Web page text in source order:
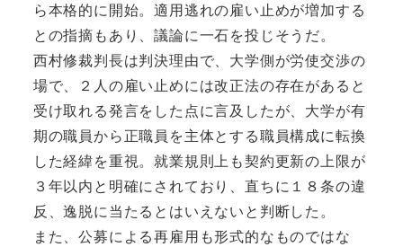
ら本格的に開始。適用逃れの雇い止めが増加する
との指摘もあり、議論に一石を投じそうだ。
西村修裁判長は判決理由で、大学側が労使交渉の
場で、２人の雇い止めには改正法の存在があると
受け取れる発言をした点に言及したが、大学が有
期の職員から正職員を主体とする職員構成に転換
した経緯を重視。就業規則上も契約更新の上限が
３年以内と明確にされており、直ちに１８条の違
反、逸脱に当たるとはいえないと判断した。
また、公募による再雇用も形式的なものではな